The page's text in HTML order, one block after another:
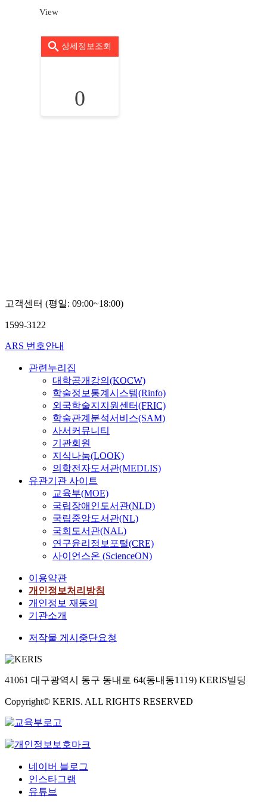
View
상세정보조회
0
고객센터 (평일: 09:00~18:00)
1599-3122
ARS 번호안내
관련누리집
대학공개강의(KOCW)
학술정보통계시스템(Rinfo)
외국학술지지원센터(FRIC)
학술관계분석서비스(SAM)
사서커뮤니티
기관회원
지식나눔(LOOK)
의학전자도서관(MEDLIS)
유관기관 사이트
교육부(MOE)
국립장애인도서관(NLD)
국립중앙도서관(NL)
국회도서관(NAL)
연구윤리정보포털(CRE)
사이언스온 (ScienceON)
이용약관
개인정보처리방침
개인정보 재동의
기관소개
저작물 게시중단요청
41061 대구광역시 동구 동내로 64(동내동1119) KERIS빌딩
Copyright© KERIS. ALL RIGHTS RESERVED
네이버 블로그
인스타그램
유튜브